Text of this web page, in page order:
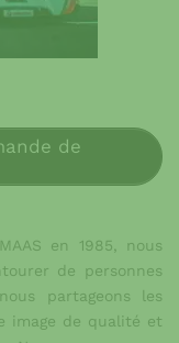
de
en 1985, nous
de personnes
partageons les
image de qualité et